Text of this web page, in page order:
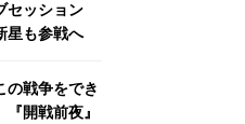
セッション
星も参戦へ
の戦争をでき
『開戦前夜』